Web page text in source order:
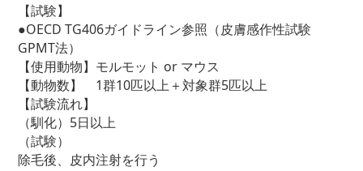
【試験】
●OECD TG406ガイドライン参照（皮膚感作性試験
GPMT法）
【使用動物】モルモット or マウス
【動物数】 1群10匹以上＋対象群5匹以上
【試験流れ】
（馴化）5日以上
（試験）
除毛後、皮内注射を行う